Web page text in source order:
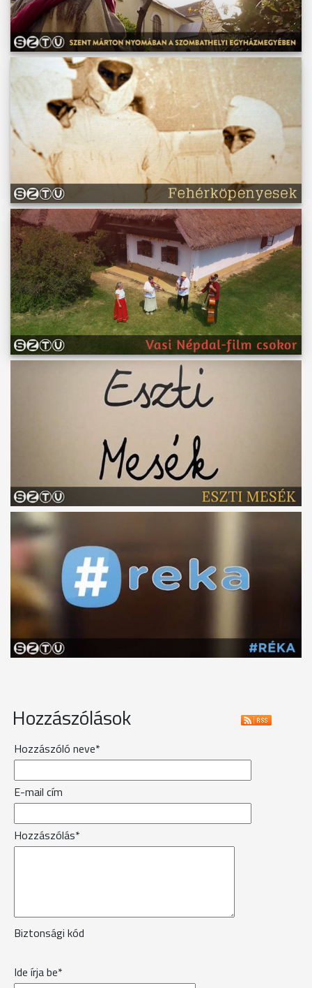
Hozzászólások
Hozzászóló neve*
E-mail cím
Hozzászólás*
Biztonsági kód
Ide írja be*